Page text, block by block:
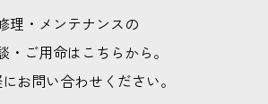
理・メンテナンスの
・ご用命はこちらから。
お問い合わせください。